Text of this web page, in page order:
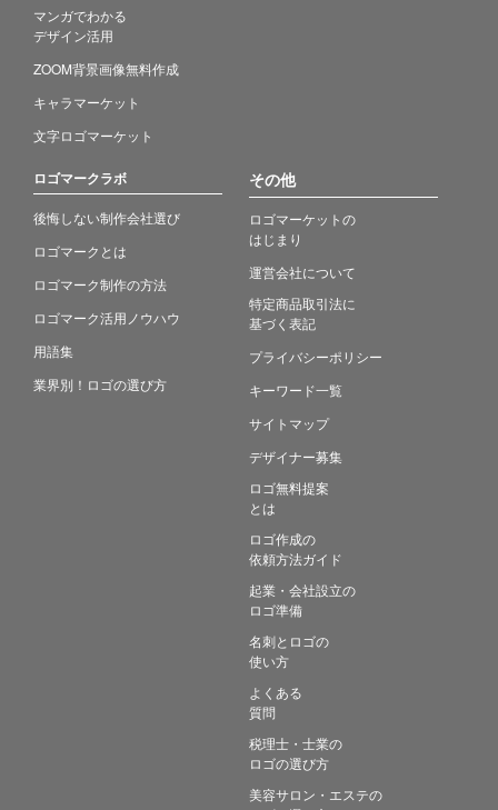
マンガでわかる
デザイン活用
ZOOM背景画像無料作成
キャラマーケット
文字ロゴマーケット
ロゴマークラボ
後悔しない制作会社選び
ロゴマークとは
ロゴマーク制作の方法
ロゴマーク活用ノウハウ
用語集
業界別！ロゴの選び方
その他
ロゴマーケットの
はじまり
運営会社について
特定商品取引法に
基づく表記
プライバシーポリシー
キーワード一覧
サイトマップ
デザイナー募集
ロゴ無料提案
とは
ロゴ作成の
依頼方法ガイド
起業・会社設立の
ロゴ準備
名刺とロゴの
使い方
よくある
質問
税理士・士業の
ロゴの選び方
美容サロン・エステの